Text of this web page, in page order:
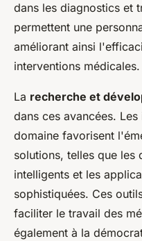
dans les diagnostics et
permettent une
améliorant ainsi
interventions médicales.
La recherche et
dans ces avancées.
domaine favorisent
solutions, telles que les
intelligents et les
sophistiquées. Ces
faciliter le travail des
également à la